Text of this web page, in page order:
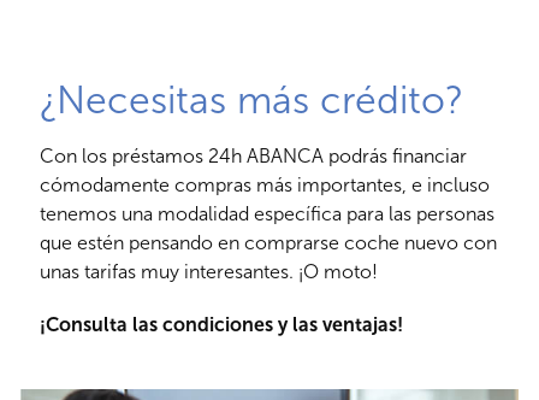
¿Necesitas más crédito?
Con los préstamos 24h ABANCA podrás financiar
cómodamente compras más importantes, e incluso
tenemos una modalidad específica para las personas
que estén pensando en comprarse coche nuevo con
unas tarifas muy interesantes. ¡O moto!
¡Consulta las condiciones y las ventajas!